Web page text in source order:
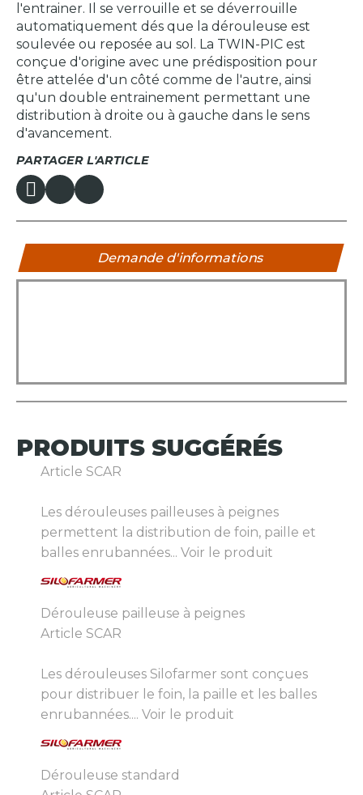
PARTAGER L'ARTICLE
l'entrainer. Il se verrouille et se déverrouille
automatiquement dés que la dérouleuse est
soulevée ou reposée au sol. La TWIN-PIC est
conçue d'origine avec une prédisposition pour
être attelée d'un côté comme de l'autre, ainsi
qu'un double entrainement permettant une
distribution à droite ou à gauche dans le sens
d'avancement.
Demande d'informations
PRODUITS SUGGÉRÉS
Article SCAR
Les dérouleuses pailleuses à peignes
permettent la distribution de foin, paille et
balles enrubannées... Voir le produit
Dérouleuse pailleuse à peignes
Article SCAR
Les dérouleuses Silofarmer sont conçues
pour distribuer le foin, la paille et les balles
enrubannées.... Voir le produit
Dérouleuse standard